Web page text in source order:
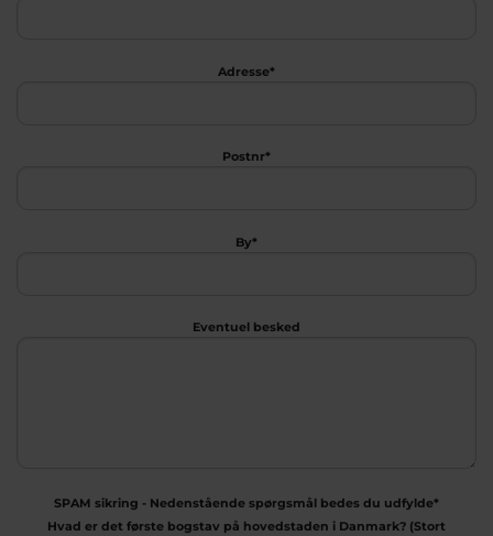
Adresse*
Postnr*
By*
Eventuel besked
SPAM sikring - Nedenstående spørgsmål bedes du udfylde*
Hvad er det første bogstav på hovedstaden i Danmark? (Stort